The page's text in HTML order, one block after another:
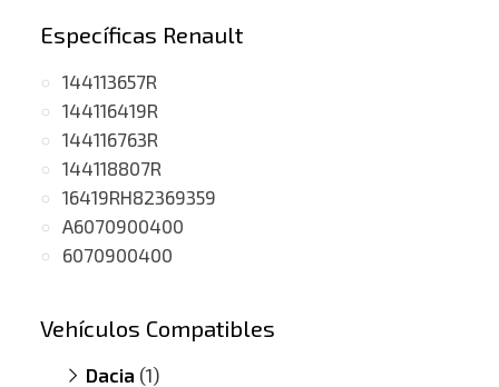
Específicas Renault
144113657R
144116419R
144116763R
144118807R
16419RH82369359
A6070900400
6070900400
Vehículos Compatibles
Dacia (1)